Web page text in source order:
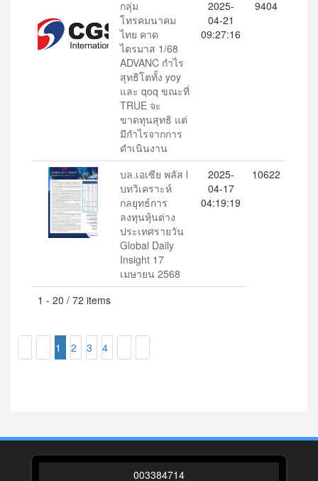
กลุ่ม
โทรคมนาคม
ไทย คาด
ไตรมาส 1/68
ADVANC กำไร
สุทธิโตทั้ง yoy
และ qoq ขณะที่
TRUE จะ
ขาดทุนสุทธิ แต่
มีกำไรจากการ
ดำเนินงาน
2025-
04-21
09:27:16
9404
บล.เอเซีย พลัส l
บทวิเคราะห์
กลยุทธ์การ
ลงทุนหุ้นต่าง
ประเทศรายวัน
Global Daily
Insight 17
เมษายน 2568
2025-
04-17
04:19:19
10622
1 - 20 / 72 items
1 2 3 4
003384714